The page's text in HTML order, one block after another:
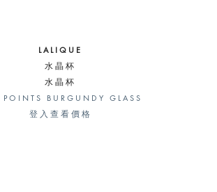
LALIQUE
水晶杯
水晶杯
BURGUNDY GLASS
登入查看價格